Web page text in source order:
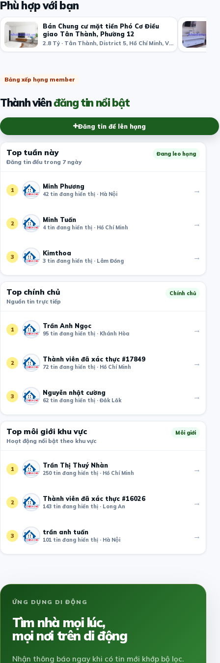
Phù hợp với bạn
Bán Chung cư mặt tiền Phó Cơ Điều
giao Tân Thành, Phường 12
2.8 Tỷ · Tân Thành, District 5, Hồ Chí Minh, Việt Nam
Bảng xếp hạng member
Thành viênđăng tin nổi bật
Đăng tin để lên hạng
Top tuần này
Đăng tin đều trong 7 ngày
Đang leo hạng
1 Minh Phương
42 tin đang hiển thị · Hà Nội →
2 Minh Tuấn
4 tin đang hiển thị · Hồ Chí Minh →
3 Kimthoa
3 tin đang hiển thị · Lâm Đồng →
Top chính chủ
Nguồn tin trực tiếp
Chính chủ
1 Trần Anh Ngọc
95 tin đang hiển thị · Khánh Hòa →
2 Thành viên đã xác thực #17849
72 tin đang hiển thị · Hồ Chí Minh →
3 Nguyễn nhật cường
62 tin đang hiển thị · Đắk Lắk →
Top môi giới khu vực
Hoạt động nổi bật theo khu vực
Môi giới
1 Trần Thị Thuý Nhàn
250 tin đang hiển thị · Hồ Chí Minh →
2 Thành viên đã xác thực #16026
143 tin đang hiển thị · Long An →
3 trần anh tuấn
101 tin đang hiển thị · Hà Nội →
ỨNG DỤNG DI ĐỘNG
Tìm nhà mọi lúc,
mọi nơi trên di động
Nhận thông báo ngay khi có tin mới khớp bộ lọc.